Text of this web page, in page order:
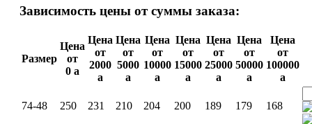
Зависимость цены от суммы заказа:
Размер
Цена
от
0 a
Цена
от
2000
a
Цена
от
5000
a
Цена
от
10000
a
Цена
от
15000
a
Цена
от
25000
a
Цена
от
50000
a
Цена
от
100000
a
74-48 250 231 210 204 200 189 179 168